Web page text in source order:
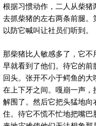
根据习惯动作，二人从柴
去抓柴猪的左右两条前腿
以防它喊叫让社员们听到。
那柴猪比人敏感多了，它
早就看到了他们。待它的
回头。张开不小于鳄鱼的
在上下牙之间。嘎崩一声
解围了。然后它把头猛地
住。待它不慌不忙地把嘴